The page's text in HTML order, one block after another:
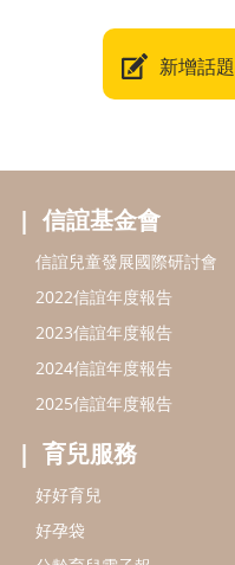
新增話題
信誼基金會
信誼兒童發展國際研討會
2022信誼年度報告
2023信誼年度報告
2024信誼年度報告
2025信誼年度報告
育兒服務
好好育兒
好孕袋